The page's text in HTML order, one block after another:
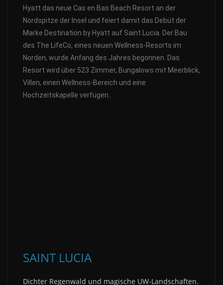
Hyatt das neue Cas en Bas Beach Resort an der
Nordspitze der Insel und feiert damit das Debüt der
Marke Destination by Hyatt auf Saint Lucia. Der Bau
des The LifeCo, eines neuen Wellness-Resorts im
Norden, wurde Anfang des Jahres begonnen. Das
Resort wird über 523 Zimmer, Bungalows mit Meerblick,
Villen, einen Wellness-Bereich und eine
Hochzeitskapelle verfügen..
SAINT LUCIA
Dichter Regenwald und magische UW-Landschaften.